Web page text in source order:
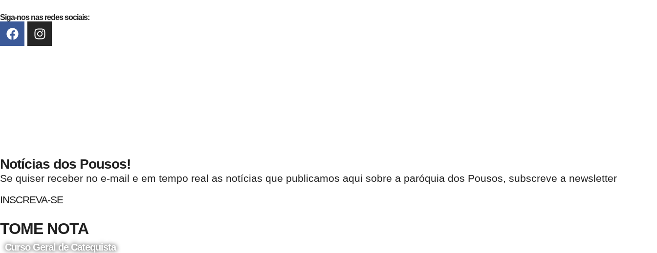
Siga-nos nas redes sociais:
Notícias dos Pousos!
Se quiser receber no e-mail e em tempo real as notícias que publicamos aqui sobre a paróquia dos Pousos, subscreve a newsletter
INSCREVA-SE
TOME NOTA
Curso Geral de Catequista